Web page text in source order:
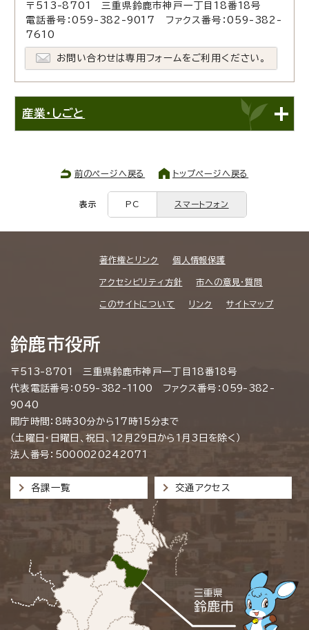
〒513-8701 三重県鈴鹿市神戸一丁目18番18号
電話番号：059-382-9017 ファクス番号：059-382-
7610
お問い合わせは専用フォームをご利用ください。
産業・しごと
前のページへ戻る トップページへ戻る
表示 PC スマートフォン
著作権とリンク 個人情報保護
アクセシビリティ方針 市への意見・質問
このサイトについて リンク サイトマップ
鈴鹿市役所
〒513-8701 三重県鈴鹿市神戸一丁目18番18号
代表電話番号：059-382-1100 ファクス番号：059-382-
9040
開庁時間：8時30分から17時15分まで
（土曜日・日曜日、祝日、12月29日から1月3日を除く）
法人番号：5000020242071
各課一覧 交通アクセス